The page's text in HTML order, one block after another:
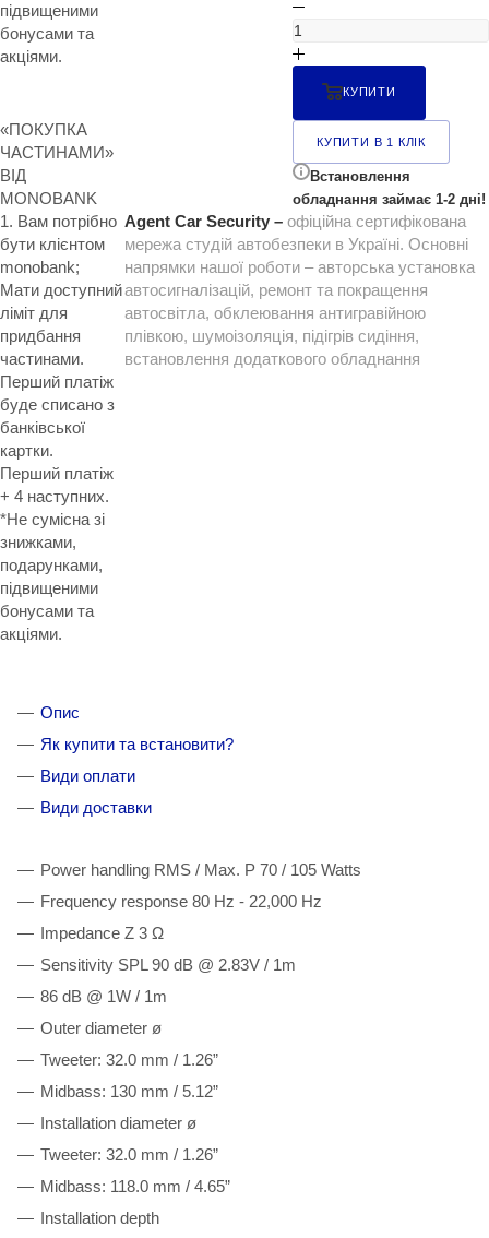
підвищеними
бонусами та
акціями.
«ПОКУПКА
ЧАСТИНАМИ»
ВІД
MONOBANK
1. Вам потрібно
бути клієнтом
monobank;
Мати доступний
ліміт для
придбання
частинами.
Перший платіж
буде списано з
банківської
картки.
Перший платіж
+ 4 наступних.
*Не сумісна зі
знижками,
подарунками,
підвищеними
бонусами та
акціями.
КУПИТИ
КУПИТИ В 1 КЛІК
Встановлення
обладнання займає 1-2 дні!
Agent Car Security – офіційна сертифікована
мережа студій автобезпеки в Україні. Основні
напрямки нашої роботи – авторська установка
автосигналізацій, ремонт та покращення
автосвітла, обклеювання антигравійною
плівкою, шумоізоляція, підігрів сидіння,
встановлення додаткового обладнання
Опис
Як купити та встановити?
Види оплати
Види доставки
Power handling RMS / Max. P 70 / 105 Watts
Frequency response 80 Hz - 22,000 Hz
Impedance Z 3 Ω
Sensitivity SPL 90 dB @ 2.83V / 1m
86 dB @ 1W / 1m
Outer diameter ø
Tweeter: 32.0 mm / 1.26”
Midbass: 130 mm / 5.12”
Installation diameter ø
Tweeter: 32.0 mm / 1.26”
Midbass: 118.0 mm / 4.65”
Installation depth